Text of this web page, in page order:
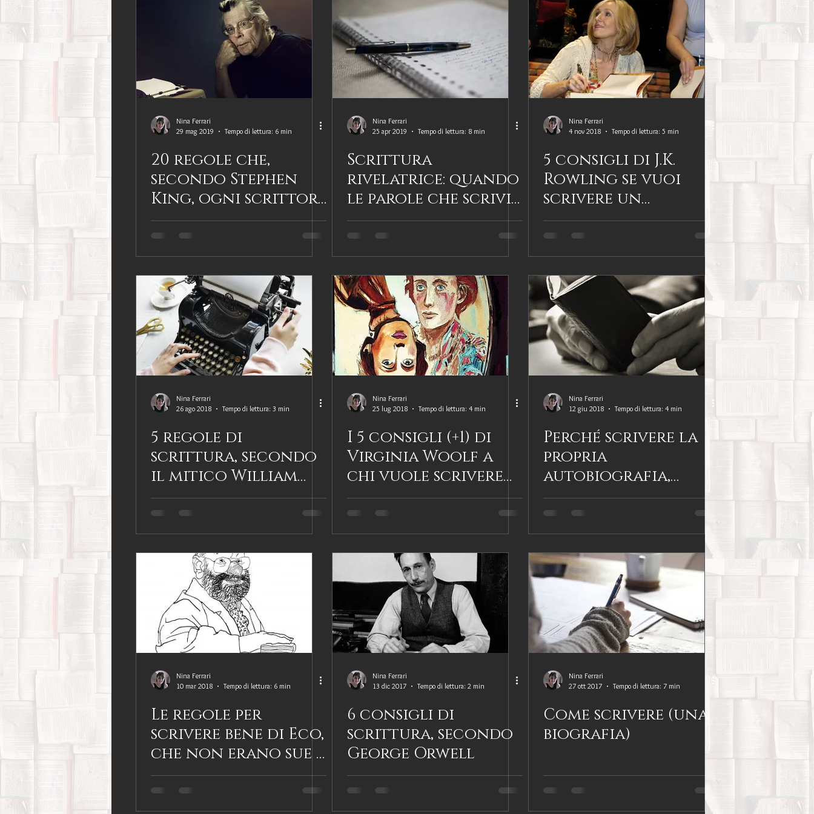
Nina Ferrari
29 mag 2019
Tempo di lettura: 6 min
20 regole che,
secondo Stephen
King, ogni scrittore
dovrebbe seguire
Nina Ferrari
25 apr 2019
Tempo di lettura: 8 min
Scrittura
rivelatrice: quando
le parole che scrivi
inconsciamente
dicono chi sei
Nina Ferrari
4 nov 2018
Tempo di lettura: 5 min
5 consigli di J.K.
Rowling se vuoi
scrivere un
romanzo (o iniziare
un progetto)
Nina Ferrari
26 ago 2018
Tempo di lettura: 3 min
5 regole di
scrittura, secondo
il mitico William
Zinsser
Nina Ferrari
25 lug 2018
Tempo di lettura: 4 min
I 5 consigli (+1) di
Virginia Woolf a
chi vuole scrivere
un romanzo
Nina Ferrari
12 giu 2018
Tempo di lettura: 4 min
Perché scrivere la
propria
autobiografia,
anche se non sarà
un best-seller
Nina Ferrari
10 mar 2018
Tempo di lettura: 6 min
Le regole per
scrivere bene di Eco,
che non erano sue e
neanche ci credeva
troppo
Nina Ferrari
13 dic 2017
Tempo di lettura: 2 min
6 consigli di
scrittura, secondo
George Orwell
Nina Ferrari
27 ott 2017
Tempo di lettura: 7 min
Come scrivere (una
biografia)